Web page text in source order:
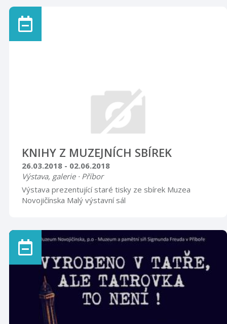
legendární továrny.
KNIHY Z MUZEJNÍCH SBÍREK
26.03.2018 - 02.06.2018
Výstava, galerie · Příbor
Výstava prezentující staré tisky ze sbírek Muzea
Novojičínska Malý výstavní sál